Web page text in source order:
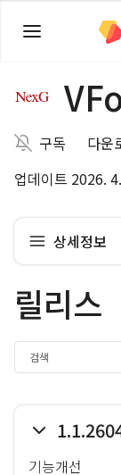
구독
다운
업데이트 2026.
상세정보
릴리스
기능개선